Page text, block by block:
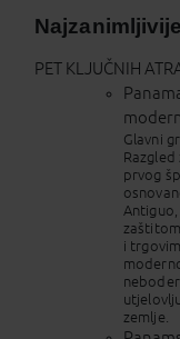
PET KLJUČNIH
Glavni
prvog
Antiguo,
i
zemlje.